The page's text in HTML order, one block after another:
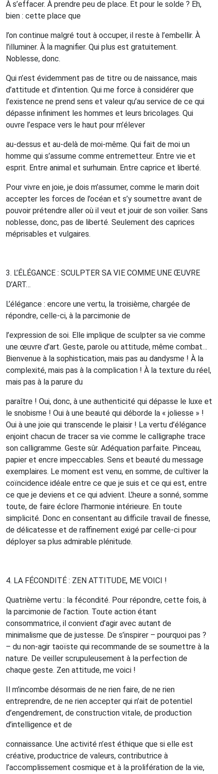
À s’effacer. À prendre peu de place. Et pour le solde ? Eh,
bien : cette place que
l’on continue malgré tout à occuper, il reste à l’embellir. À
l’illuminer. À la magnifier. Qui plus est gratuitement.
Noblesse, donc.
Qui n’est évidemment pas de titre ou de naissance, mais
d’attitude et d’intention. Qui me force à considérer que
l’existence ne prend sens et valeur qu’au service de ce qui
dépasse infiniment les hommes et leurs bricolages. Qui
ouvre l’espace vers le haut pour m’élever
au-dessus et au-delà de moi-même. Qui fait de moi un
homme qui s’assume comme entremetteur. Entre vie et
esprit. Entre animal et surhumain. Entre caprice et liberté.
Pour vivre en joie, je dois m’assumer, comme le marin doit
accepter les forces de l’océan et s’y soumettre avant de
pouvoir prétendre aller où il veut et jouir de son voilier. Sans
noblesse, donc, pas de liberté. Seulement des caprices
méprisables et vulgaires.
3. L’ÉLÉGANCE : SCULPTER SA VIE COMME UNE ŒUVRE
D’ART…
L’élégance : encore une vertu, la troisième, chargée de
répondre, celle-ci, à la parcimonie de
l’expression de soi. Elle implique de sculpter sa vie comme
une œuvre d’art. Geste, parole ou attitude, même combat…
Bienvenue à la sophistication, mais pas au dandysme ! À la
complexité, mais pas à la complication ! À la texture du réel,
mais pas à la parure du
paraître ! Oui, donc, à une authenticité qui dépasse le luxe et
le snobisme ! Oui à une beauté qui déborde la « joliesse » !
Oui à une joie qui transcende le plaisir ! La vertu d’élégance
enjoint chacun de tracer sa vie comme le calligraphe trace
son calligramme. Geste sûr. Adéquation parfaite. Pinceau,
papier et encre impeccables. Sens et beauté du message
exemplaires. Le moment est venu, en somme, de cultiver la
coïncidence idéale entre ce que je suis et ce qui est, entre
ce que je deviens et ce qui advient. L’heure a sonné, somme
toute, de faire éclore l’harmonie intérieure. En toute
simplicité. Donc en consentant au difficile travail de finesse,
de délicatesse et de raffinement exigé par celle-ci pour
déployer sa plus admirable plénitude.
4. LA FÉCONDITÉ : ZEN ATTITUDE, ME VOICI !
Quatrième vertu : la fécondité. Pour répondre, cette fois, à
la parcimonie de l’action. Toute action étant
consommatrice, il convient d’agir avec autant de
minimalisme que de justesse. De s’inspirer – pourquoi pas ?
– du non-agir taoïste qui recommande de se soumettre à la
nature. De veiller scrupuleusement à la perfection de
chaque geste. Zen attitude, me voici !
Il m’incombe désormais de ne rien faire, de ne rien
entreprendre, de ne rien accepter qui n’ait de potentiel
d’engendrement, de construction vitale, de production
d’intelligence et de
connaissance. Une activité n’est éthique que si elle est
créative, productrice de valeurs, contributrice à
l’accomplissement cosmique et à la prolifération de la vie,